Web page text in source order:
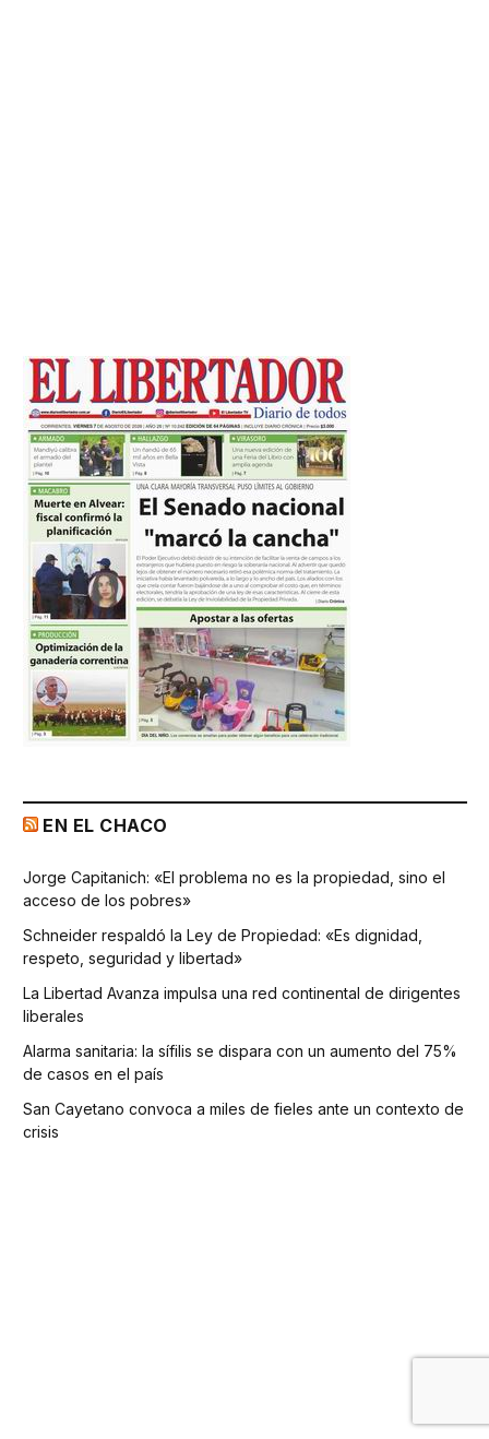
EN EL CHACO
Jorge Capitanich: «El problema no es la propiedad, sino el
acceso de los pobres»
Schneider respaldó la Ley de Propiedad: «Es dignidad,
respeto, seguridad y libertad»
La Libertad Avanza impulsa una red continental de dirigentes
liberales
Alarma sanitaria: la sífilis se dispara con un aumento del 75%
de casos en el país
San Cayetano convoca a miles de fieles ante un contexto de
crisis